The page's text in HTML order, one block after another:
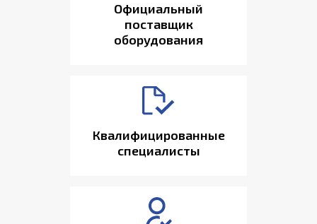
Официальный
поставщик
оборудования
Квалифицированные
специалисты